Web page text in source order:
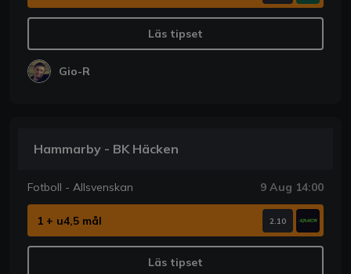
Läs tipset
Gio-R
Hammarby - BK Häcken
Fotboll - Allsvenskan 9 Aug 14:00
1 + u4,5 mål 2.10
Läs tipset